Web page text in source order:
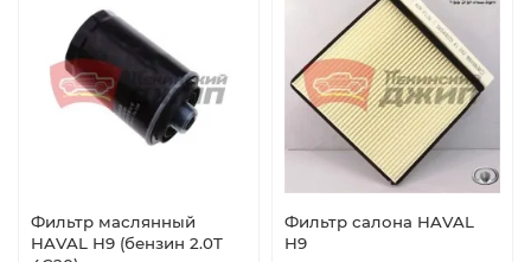
Фильтр маслянный
HAVAL H9 (бензин 2.0T
Фильтр салона HAVAL
H9